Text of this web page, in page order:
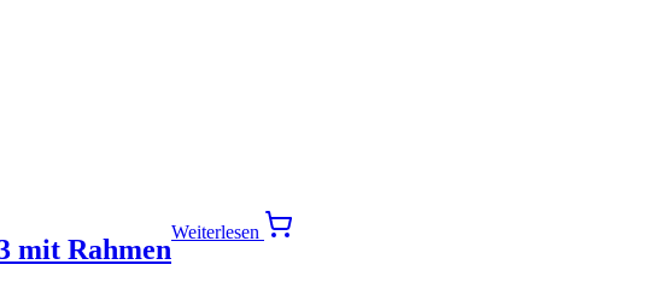
mit Rahmen
Weiterlesen